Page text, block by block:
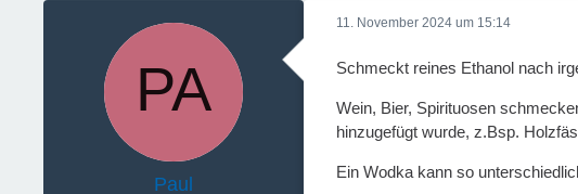
Paul
11. November 2024 um 15:14
Schmeckt reines Ethanol nach
Wein, Bier, Spirituosen
hinzugefügt wurde, z.Bsp.
Ein Wodka kann so